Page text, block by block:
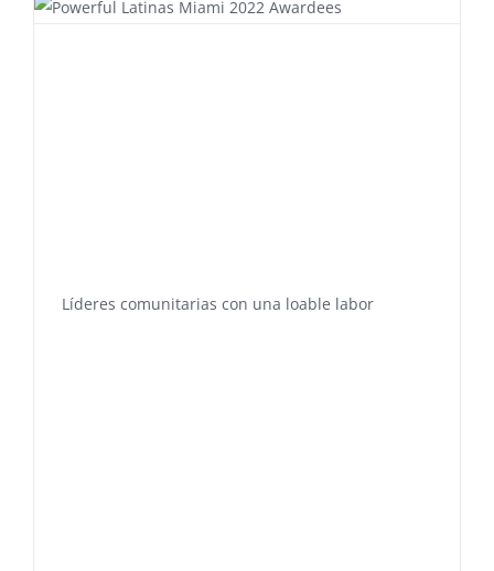
Líderes comunitarias con una loable labor